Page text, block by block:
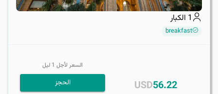
1 الكبار
breakfast
56.22
USD
السعر لأجل 1 ليل
الحجز